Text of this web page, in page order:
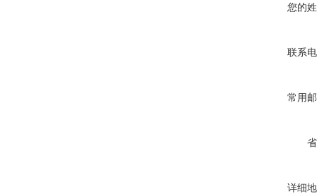
您的
联系
常用
详细